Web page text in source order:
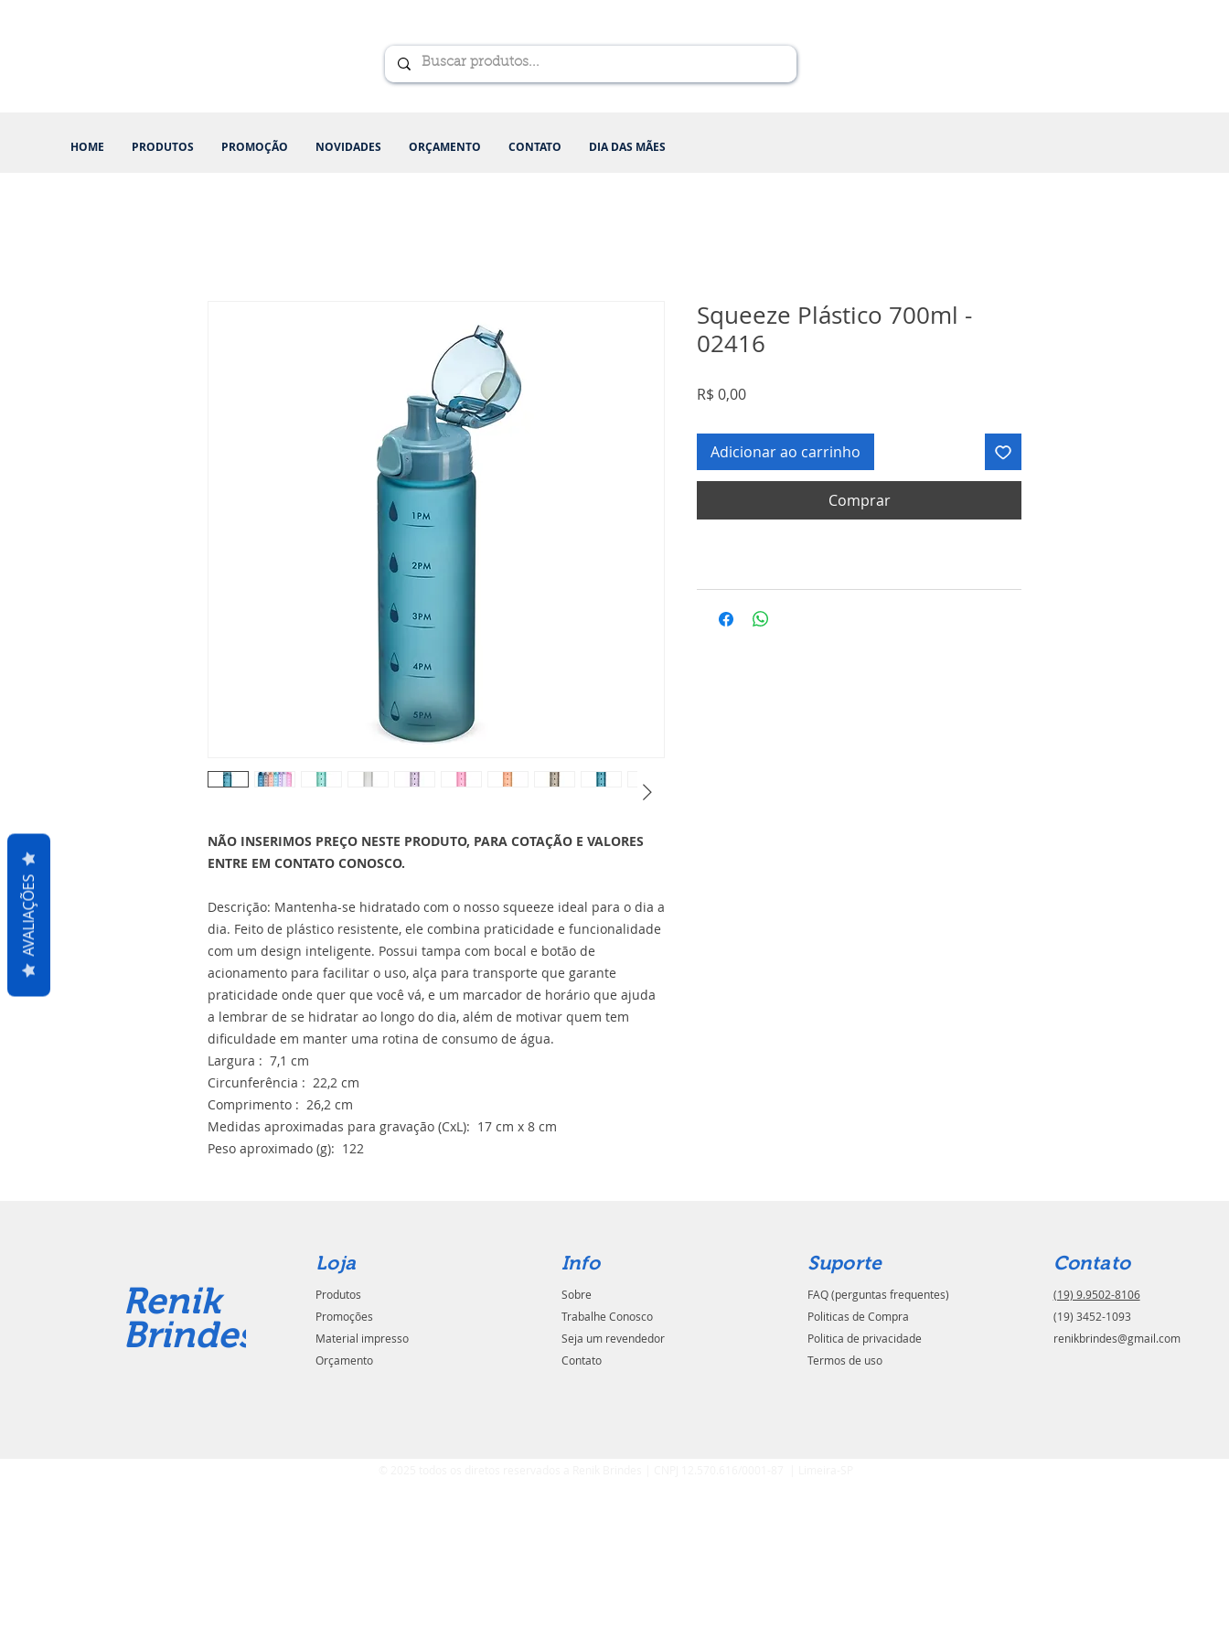
HOME PRODUTOS PROMOÇÃO NOVIDADES ORÇAMENTO CONTATO DIA DAS MÃES
NÃO INSERIMOS PREÇO NESTE PRODUTO, PARA COTAÇÃO E VALORES
ENTRE EM CONTATO CONOSCO.
Descrição: Mantenha-se hidratado com o nosso squeeze ideal para o dia a
dia. Feito de plástico resistente, ele combina praticidade e funcionalidade
com um design inteligente. Possui tampa com bocal e botão de
acionamento para facilitar o uso, alça para transporte que garante
praticidade onde quer que você vá, e um marcador de horário que ajuda
a lembrar de se hidratar ao longo do dia, além de motivar quem tem
dificuldade em manter uma rotina de consumo de água.
Largura : 7,1 cm
Circunferência : 22,2 cm
Comprimento : 26,2 cm
Medidas aproximadas para gravação (CxL): 17 cm x 8 cm
Peso aproximado (g): 122
Squeeze Plástico 700ml -
02416
R$ 0,00Preço
Adicionar ao carrinho
Comprar
Renik
Brindes
Loja
Produtos
Promoções
Material impresso
Orçamento
Info
Sobre
Trabalhe Conosco
Seja um revendedor
Contato
Suporte
FAQ (perguntas frequentes)
Politicas de Compra
Politica de privacidade
Termos de uso
Contato
(19) 9.9502-8106
(19) 3452-1093
renikbrindes@gmail.com
AVALIAÇÕES